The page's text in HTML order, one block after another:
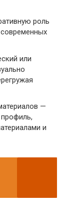
роль
или
—
и